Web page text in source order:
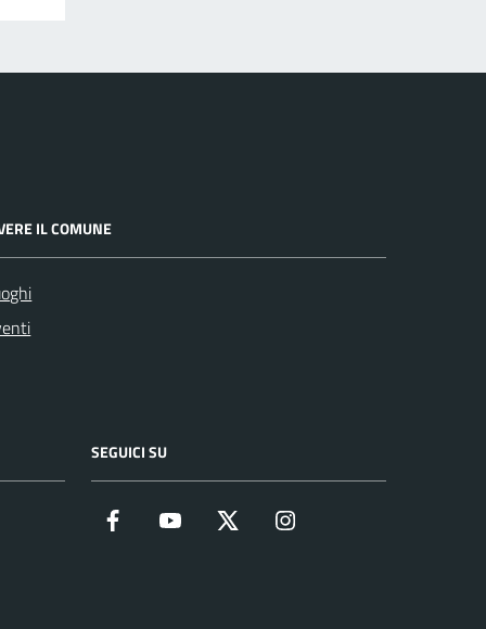
IL COMUNE
SEGUICI SU
Facebook YouTube Twitter